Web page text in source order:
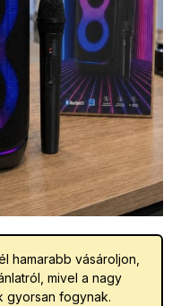
hamarabb vásároljon,
mivel a nagy
gyorsan fogynak.